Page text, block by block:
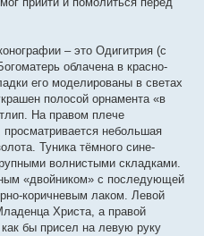
– это Одигитрия (с
облачена в красно-
его моделированы в светах
полосой орнамента «в
На правом плече
небольшая
Туника тёмного сине-
волнистыми складками.
«двойником» с последующей
коричневым лаком. Левой
Христа, а правой
бы присел на левую руку